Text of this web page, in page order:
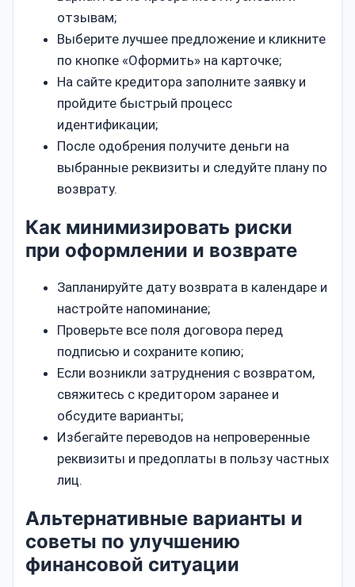
отзывам;
Выберите лучшее предложение и кликните
по кнопке «Оформить» на карточке;
На сайте кредитора заполните заявку и
пройдите быстрый процесс
идентификации;
После одобрения получите деньги на
выбранные реквизиты и следуйте плану по
возврату.
Как минимизировать риски
при оформлении и возврате
Запланируйте дату возврата в календаре и
настройте напоминание;
Проверьте все поля договора перед
подписью и сохраните копию;
Если возникли затруднения с возвратом,
свяжитесь с кредитором заранее и
обсудите варианты;
Избегайте переводов на непроверенные
реквизиты и предоплаты в пользу частных
лиц.
Альтернативные варианты и
советы по улучшению
финансовой ситуации